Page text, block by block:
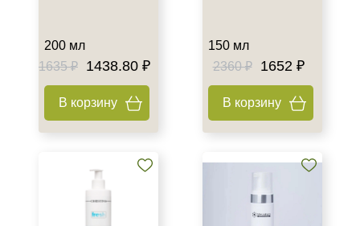
Показать еще
Возрастные изменения
200 мл
1635 ₽
1438.80 ₽
В корзину
150 мл
2360 ₽
1652 ₽
В корзину